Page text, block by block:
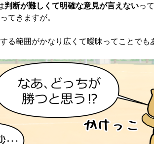
判断が難しくて明確な意見が言えないっ
てきますが。
る範囲がかなり広くて曖昧ってことでも